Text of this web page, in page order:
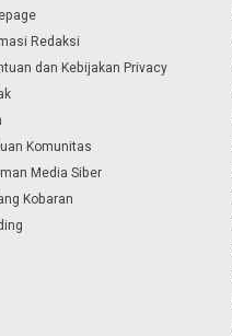
Redaksi
dan Kebijakan Privacy
Komunitas
Media Siber
Kobaran